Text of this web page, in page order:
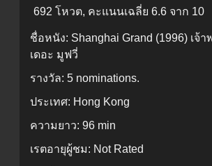
692 โหวต, คะแนนเฉลี่ย 6.6 จาก 10
ชื่อหนัง: Shanghai Grand (1996) เจ้า
เดอะ มูฟวี่
รางวัล: 5 nominations.
ประเทศ: Hong Kong
ความยาว: 96 min
เรตอายุผู้ชม: Not Rated